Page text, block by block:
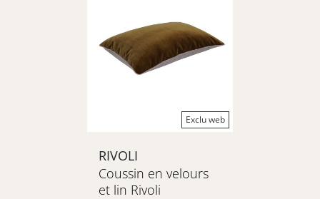
Exclu web
RIVOLI
Coussin en velours
et lin Rivoli